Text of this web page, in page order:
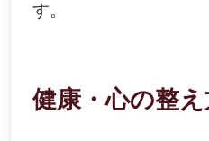
す。
健康・心の整